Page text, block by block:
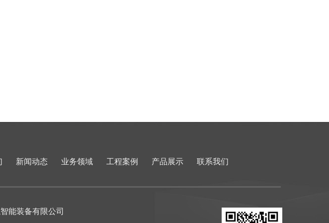
新闻动态 业务领域 工程案例 产品展示 联系我们
能装备有限公司